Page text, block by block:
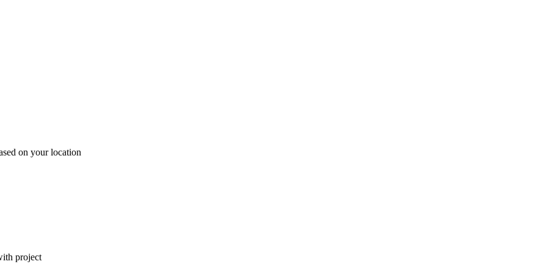
on your location
project